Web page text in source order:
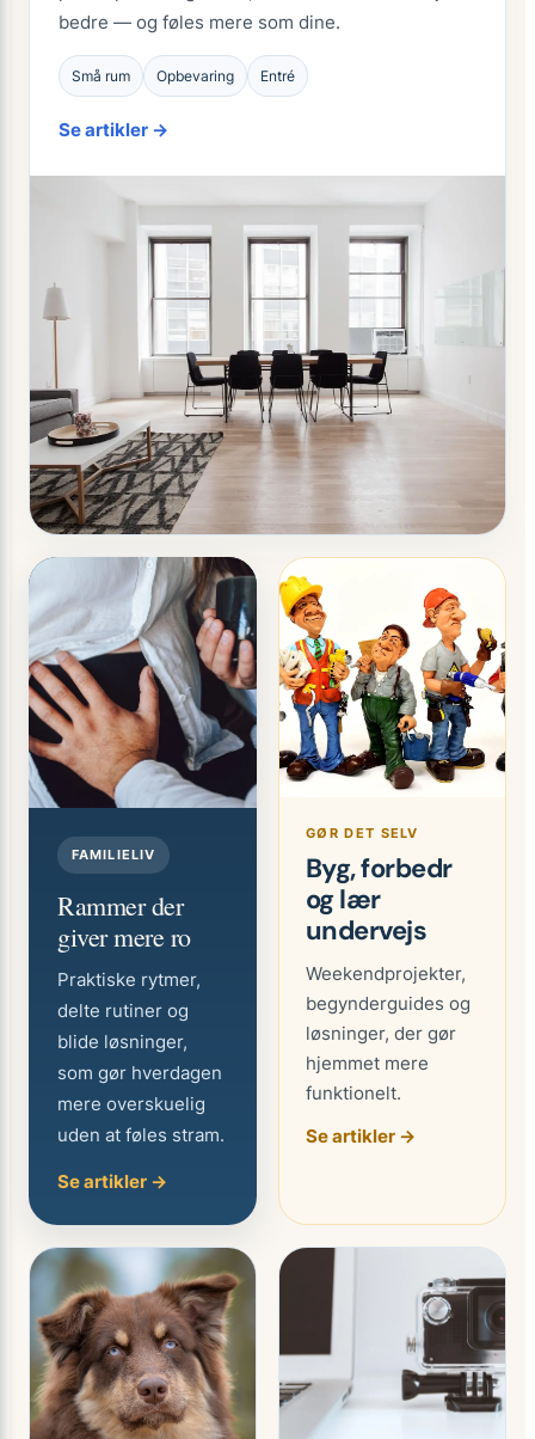
bedre — og føles mere som dine.
Små rum Opbevaring Entré
Se artikler →
FAMILIELIV
Rammer der
giver mere ro
Praktiske rytmer,
delte rutiner og
blide løsninger,
som gør hverdagen
mere overskuelig
uden at føles stram.
Se artikler →
GØR DET SELV
Byg, forbedr
og lær
undervejs
Weekendprojekter,
begynderguides og
løsninger, der gør
hjemmet mere
funktionelt.
Se artikler →